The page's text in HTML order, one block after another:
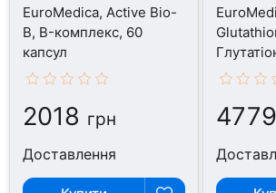
EuroMedica, Active Bio-
B, B-комплекс, 60
капсул
2018 грн
Доставлення
4779